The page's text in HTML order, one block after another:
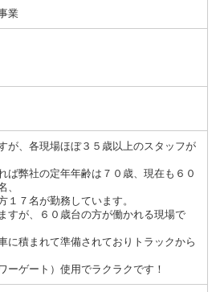
業
が、各現場ほぼ３５歳以上のスタッフが
ば弊社の定年年齢は７０歳、現在も６０
、
１７名が勤務しています。
すが、６０歳台の方が働かれる現場で
に積まれて準備されておりトラックから
ーゲート）使用でラクラクです！